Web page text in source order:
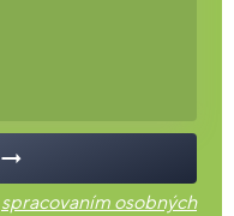
spracovaním osobných